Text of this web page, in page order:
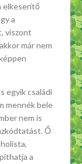
elkeserítő
a
viszont
már nem
egyik családi
mennék bele
nem is
Ő
a